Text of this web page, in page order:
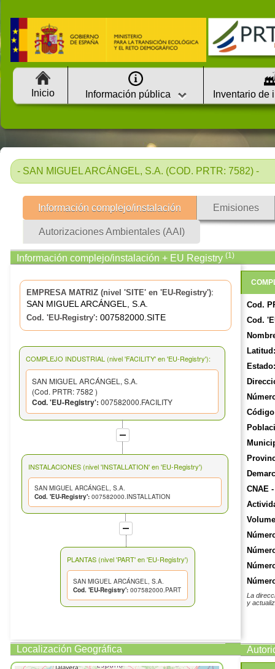
Inicio Información pública Inventario de
- SAN MIGUEL ARCÁNGEL, S.A. (COD. PRTR: 7582) -
Información complejo/instalación Emisiones
Autorizaciones Ambientales (AAI)
Información complejo/instalación + EU Registry (1)
EMPRESA MATRIZ (nivel 'SITE' en 'EU-Registry'):
SAN MIGUEL ARCÁNGEL, S.A.
Cod. 'EU-Registry': 007582000.SITE
COMPLEJO INDUSTRIAL (nivel 'FACILITY' en 'EU-Registry'):
SAN MIGUEL ARCÁNGEL, S.A.
(Cod. PRTR: 7582 )
Cod. 'EU-Registry': 007582000.FACILITY
INSTALACIONES (nivel 'INSTALLATION' en 'EU-Registry')
SAN MIGUEL ARCÁNGEL, S.A.
Cod. 'EU-Registry': 007582000.INSTALLATION
PLANTAS (nivel 'PART' en 'EU-Registry')
SAN MIGUEL ARCÁNGEL, S.A.
Cod. 'EU-Registry': 007582000.PART
Localización Geográfica
Cod.
Cod.
Latitud:
Estado:
CNAE
La
y